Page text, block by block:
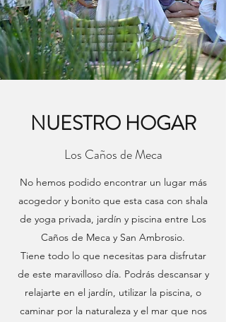
NUESTRO HOGAR
Los Caños de Meca
No hemos podido encontrar un lugar más
acogedor y bonito que esta casa con shala
de yoga privada, jardín y piscina entre Los
Caños de Meca y San Ambrosio.
Tiene todo lo que necesitas para disfrutar
de este maravilloso día. Podrás descansar y
relajarte en el jardín, utilizar la piscina, o
caminar por la naturaleza y el mar que nos